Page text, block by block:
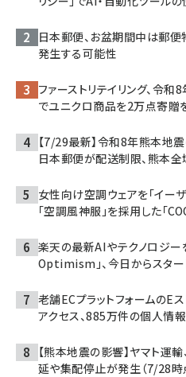
日本郵便、お盆期間中は郵便
発生する可能性
ファーストリテイリング、令
でユニクロ商品を2万点寄贈
【7/29最新】令和8年熊本地震
日本郵便が配送制限、熊本
女性向け空調ウェアを「イー
「空調風神服」を採用した「
楽天の最新AIやテクノロジ
Optimism」、今日からスター
老舗ECプラットフォームのEス
アクセス、885万件の個人情
【熊本地震の影響】ヤマト運
延や集配停止が発生（7/28時